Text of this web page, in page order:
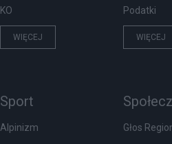
KO
WIĘCEJ
Podatki
WIĘCEJ
Sport
Alpinizm
Głos